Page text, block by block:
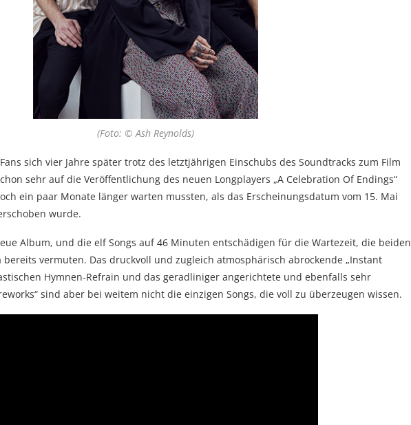
(Foto: © Ash Reynolds)
sich vier Jahre später trotz des letztjährigen Einschubs des Soundtracks zum Film
sehr auf die Veröffentlichung des neuen Longplayers „A Celebration Of Endings“
ein paar Monate länger warten mussten, als das Erscheinungsdatum vom 15. Mai
wurde.
Album, und die elf Songs auf 46 Minuten entschädigen für die Wartezeit, die beiden
vermuten. Das druckvoll und zugleich atmosphärisch abrockende „Instant
Hymnen-Refrain und das geradliniger angerichtete und ebenfalls sehr
sind aber bei weitem nicht die einzigen Songs, die voll zu überzeugen wissen.